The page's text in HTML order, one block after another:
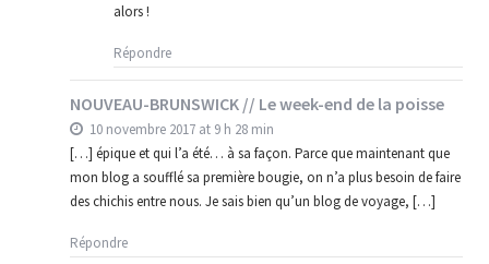
alors !
Répondre
NOUVEAU-BRUNSWICK // Le week-end de la poisse
10 novembre 2017 at 9 h 28 min
[…] épique et qui l’a été… à sa façon. Parce que maintenant que
mon blog a soufflé sa première bougie, on n’a plus besoin de faire
des chichis entre nous. Je sais bien qu’un blog de voyage, […]
Répondre